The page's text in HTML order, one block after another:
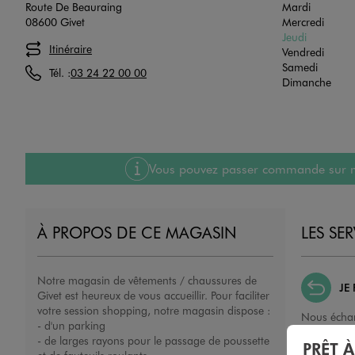
Route De Beauraing
08600 Givet
Itinéraire
Tél. :03 24 22 00 00
Mardi
Mercredi
Jeudi
Vendredi
Samedi
Dimanche
Vous pouvez passer commande
À PROPOS DE CE MAGASIN
Notre magasin de vêtements / chaussures de
Givet est heureux de vous accueillir. Pour faciliter
votre session shopping, notre magasin dispose :
- d'un parking
- de larges rayons pour le passage de poussette
LES
JE
Nous
porté,
PRÊT